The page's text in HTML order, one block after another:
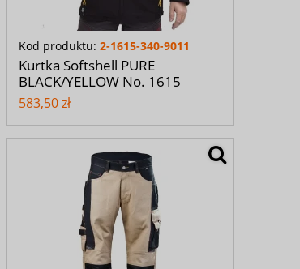
Kod produktu: 2-1615-340-9011
Kurtka Softshell PURE
BLACK/YELLOW No. 1615
583,50 zł